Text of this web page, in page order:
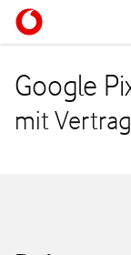
Google
mit Vertrag